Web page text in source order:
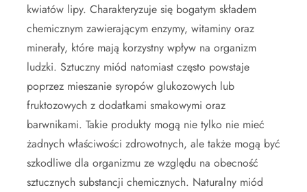
kwiatów lipy. Charakteryzuje się bogatym składem
chemicznym zawierającym enzymy, witaminy oraz
minerały, które mają korzystny wpływ na organizm
ludzki. Sztuczny miód natomiast często powstaje
poprzez mieszanie syropów glukozowych lub
fruktozowych z dodatkami smakowymi oraz
barwnikami. Takie produkty mogą nie tylko nie mieć
żadnych właściwości zdrowotnych, ale także mogą być
szkodliwe dla organizmu ze względu na obecność
sztucznych substancji chemicznych. Naturalny miód